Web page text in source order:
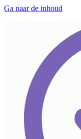
Ga naar de inhoud